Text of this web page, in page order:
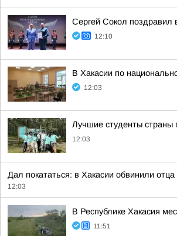
Сергей Сокол
12:10
В Хакасии по
12:03
Лучшие студенты страны
12:03
Дал покататься: в Хакасии обвинили
12:03
В Республике Хакасия
11:51